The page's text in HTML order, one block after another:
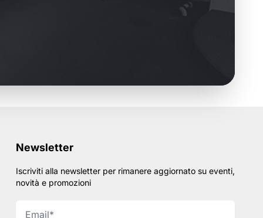
Newsletter
Iscriviti alla newsletter per rimanere aggiornato su eventi,
novità e promozioni